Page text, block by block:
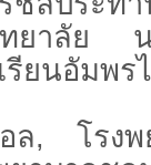
ทยาลัย
ยนอัมพ
ล, โรง